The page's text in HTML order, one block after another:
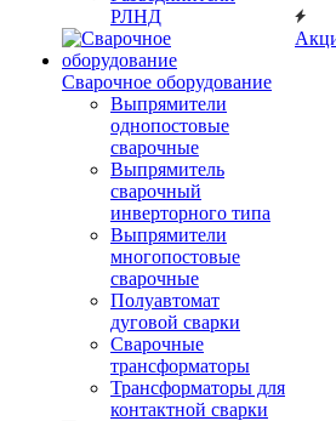
РЛНД
Сварочное оборудование
Выпрямители
однопостовые
сварочные
Выпрямитель
сварочный
инверторного типа
Выпрямители
многопостовые
сварочные
Полуавтомат
дуговой сварки
Сварочные
трансформаторы
Трансформаторы для
контактной сварки